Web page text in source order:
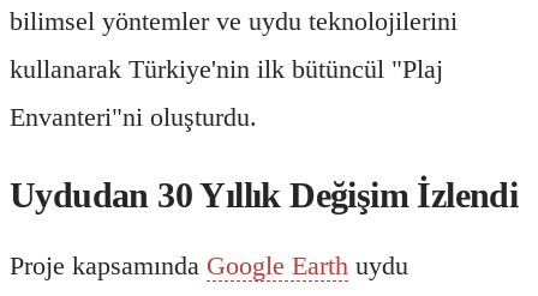
bilimsel yöntemler ve uydu teknolojilerini
kullanarak Türkiye'nin ilk bütüncül "Plaj
Envanteri"ni oluşturdu.
Uydudan 30 Yıllık Değişim İzlendi
Proje kapsamında Google Earth uydu